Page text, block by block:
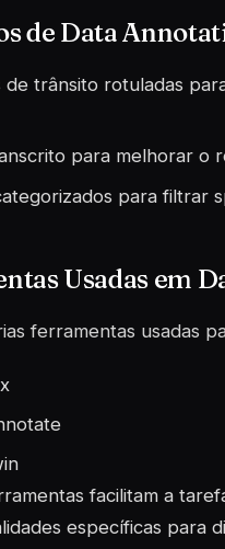
de Data
de trânsito rotuladas
para melhorar o
para filtrar
Usadas em
ferramentas usadas
facilitam a
específicas para